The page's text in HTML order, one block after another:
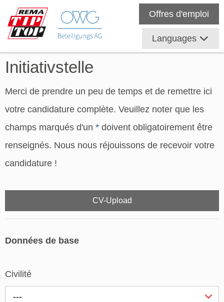
Offres d'emploi
Languages
Initiativstelle
Merci de prendre un peu de temps et de remettre ici
votre candidature complète. Veuillez noter que les
champs marqués d'un * doivent obligatoirement être
renseignés. Nous nous réjouissons de recevoir votre
candidature !
CV-Upload
Données de base
Civilité
---